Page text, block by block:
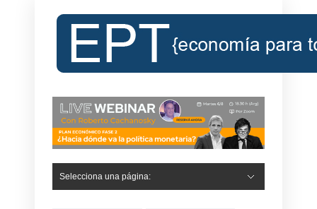
Selecciona una página: